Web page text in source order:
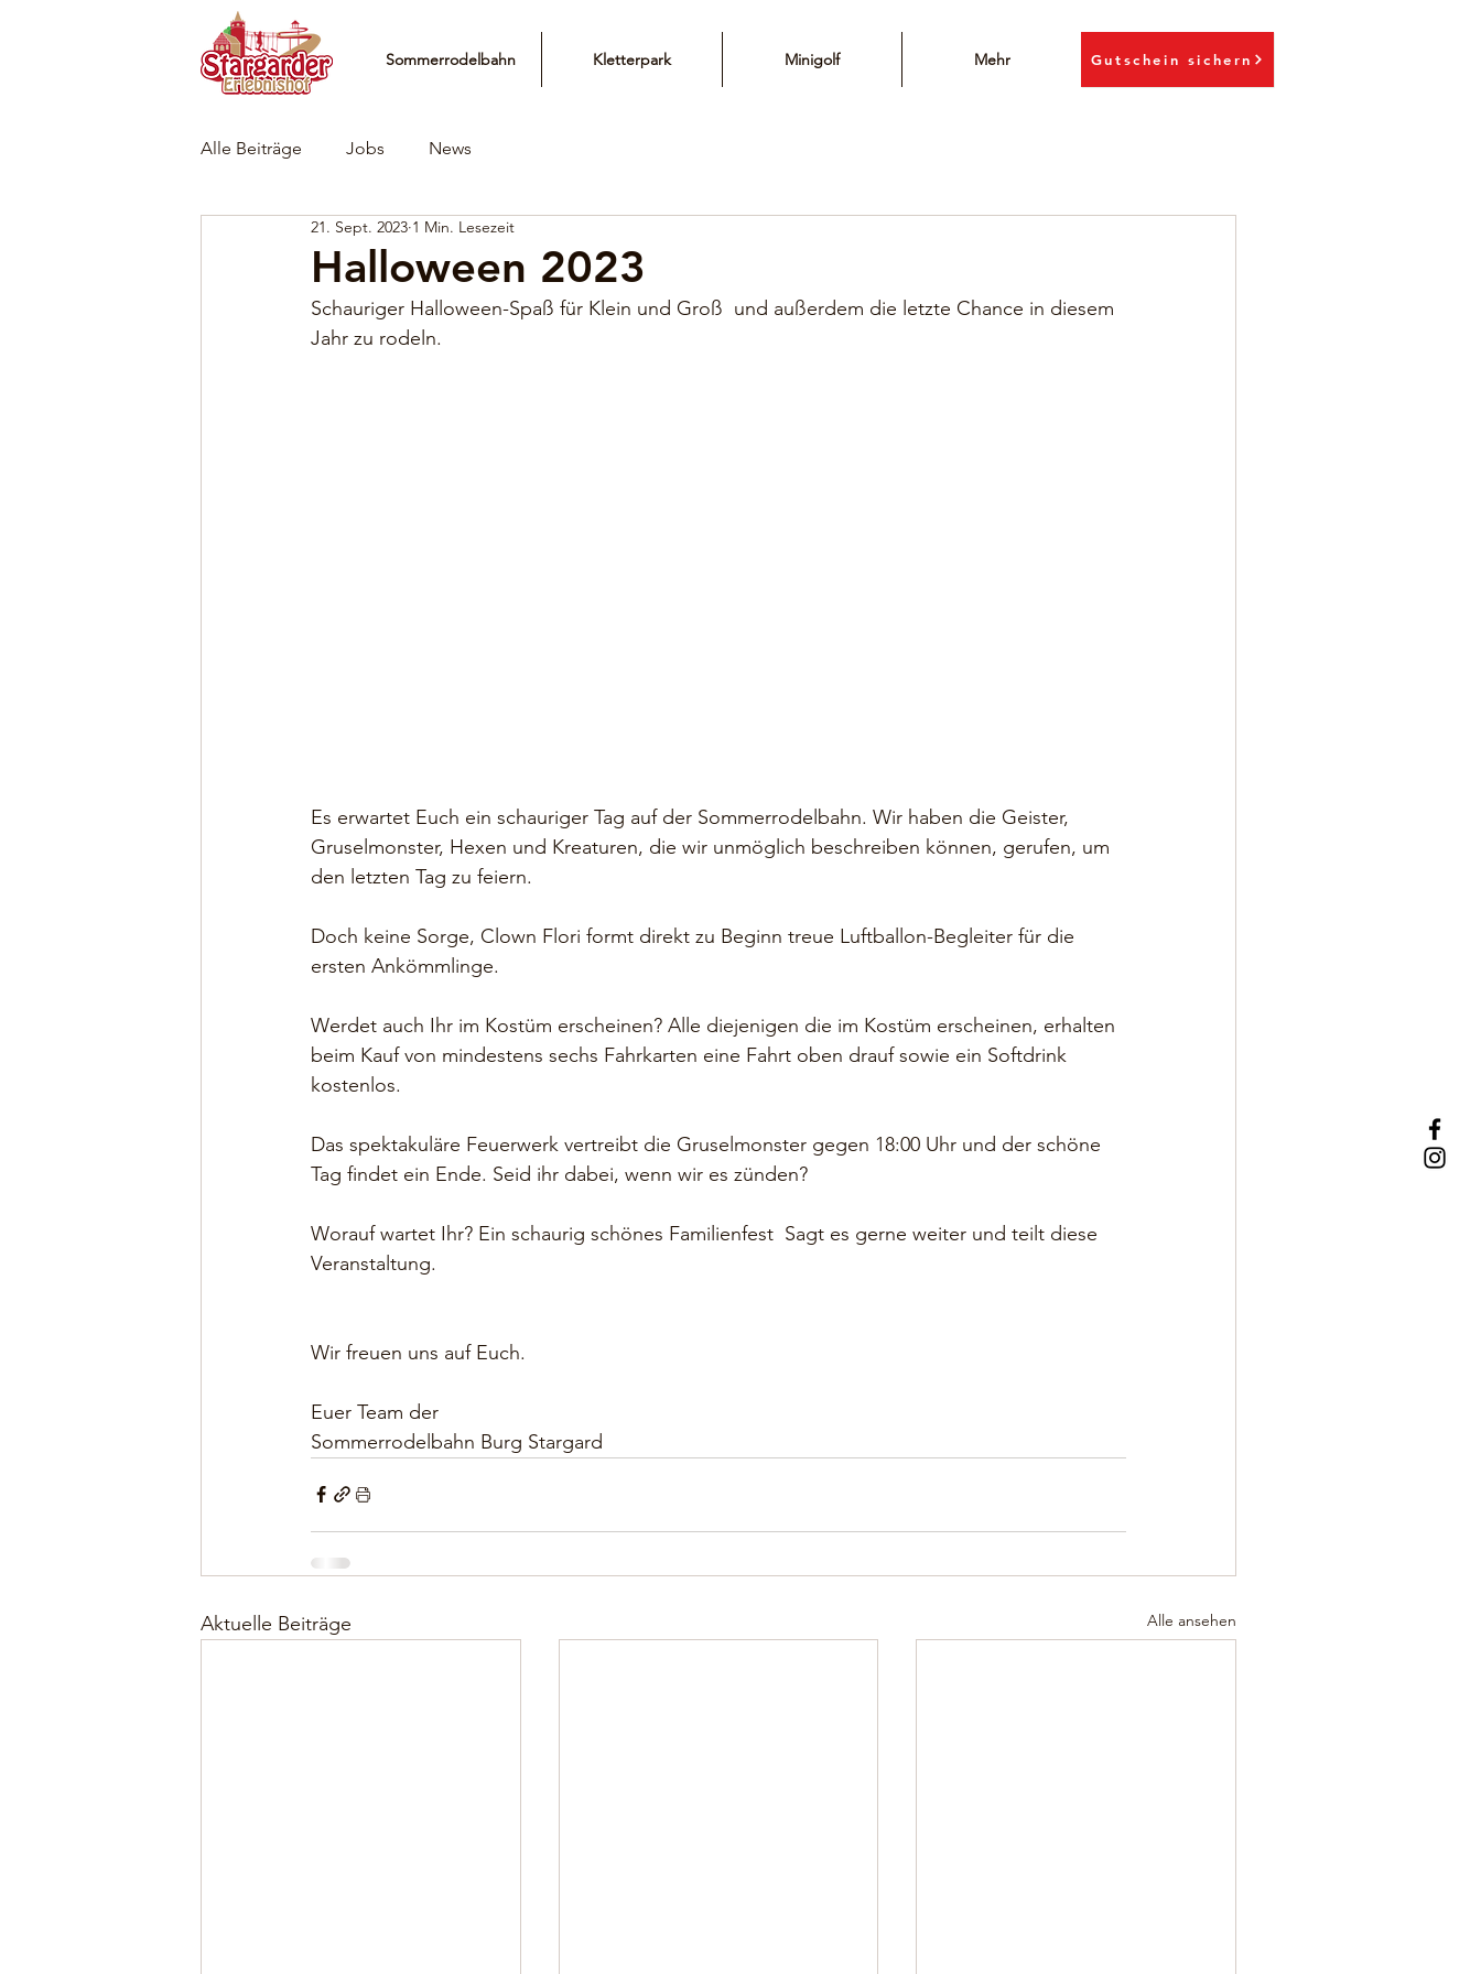
Sommerrodelbahn Kletterpark Minigolf Mehr Gutschein sichern
Alle Beiträge Jobs News
Halloween 2023
21. Sept. 2023 1 Min. Lesezeit
Schauriger Halloween-Spaß für Klein und Groß  und außerdem die letzte Chance in diesem
Jahr zu rodeln.
Es erwartet Euch ein schauriger Tag auf der Sommerrodelbahn. Wir haben die Geister,
Gruselmonster, Hexen und Kreaturen, die wir unmöglich beschreiben können, gerufen, um
den letzten Tag zu feiern.
Doch keine Sorge, Clown Flori formt direkt zu Beginn treue Luftballon-Begleiter für die
ersten Ankömmlinge. ⠀⠀⠀⠀⠀⠀⠀⠀⠀⠀⠀⠀⠀⠀⠀⠀⠀⠀⠀⠀⠀⠀⠀
Werdet auch Ihr im Kostüm erscheinen? Alle diejenigen die im Kostüm erscheinen, erhalten
beim Kauf von mindestens sechs Fahrkarten eine Fahrt oben drauf sowie ein Softdrink
kostenlos.
Das spektakuläre Feuerwerk vertreibt die Gruselmonster gegen 18:00 Uhr und der schöne
Tag findet ein Ende. Seid ihr dabei, wenn wir es zünden?
Worauf wartet Ihr? Ein schaurig schönes Familienfest  Sagt es gerne weiter und teilt diese
Veranstaltung.
Wir freuen uns auf Euch.
Euer Team der
Sommerrodelbahn Burg Stargard
Aktuelle Beiträge Alle ansehen